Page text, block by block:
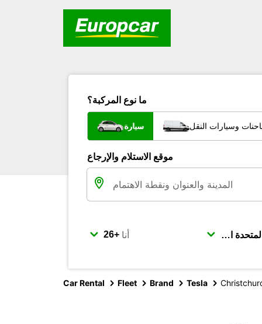
ما نوع المركبة؟
سيارة وسيارات النقل
موقع الاستلام والإرجاع
أنا
Car Rental Fleet Brand Tesla